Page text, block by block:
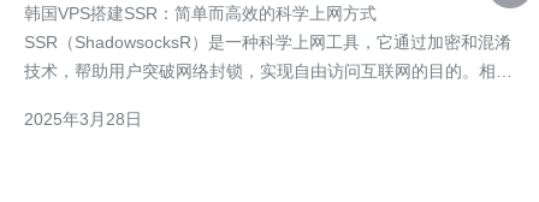
韩国VPS搭建SSR：简单而高效的科学上网方式
SSR（ShadowsocksR）是一种科学上网工具，它通过加密和混淆
技术，帮助用户突破网络封锁，实现自由访问互联网的目的。相比
并且更难被封锁，成为越来越多
2025年3月28日